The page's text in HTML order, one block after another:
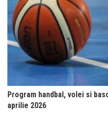
Program handbal, volei si
aprilie 2026